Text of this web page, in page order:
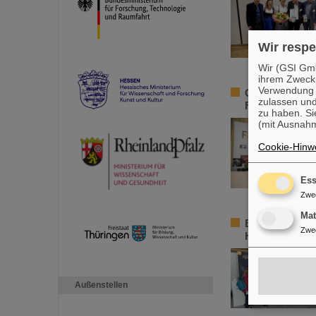
Außenstellen
GSI/FAIR
Element
Hessischen
Wir
Wir (GSI
ihrem
zulassen
zu haben.
(mit
Cookie-